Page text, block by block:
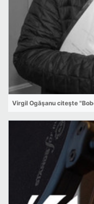
Virgil Ogăşanu citeşte